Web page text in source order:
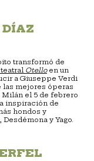
DÍAZ
transformó de
Otelloen un
a Giuseppe Verdi
las mejores óperas
Milán el 5 de febrero
inspiración de
hondos y
y Yago.